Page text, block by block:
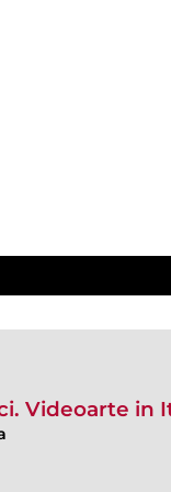
Videoarte in